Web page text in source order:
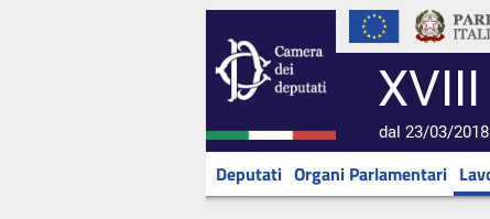
dal 23/03/
Deputati Organi Parlamentari